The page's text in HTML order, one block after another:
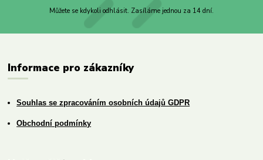
Můžete se kdykoli odhlásit. Zasíláme jednou za 14 dní.
Informace pro zákazníky
Souhlas se zpracováním osobních údajů GDPR
Obchodní podmínky